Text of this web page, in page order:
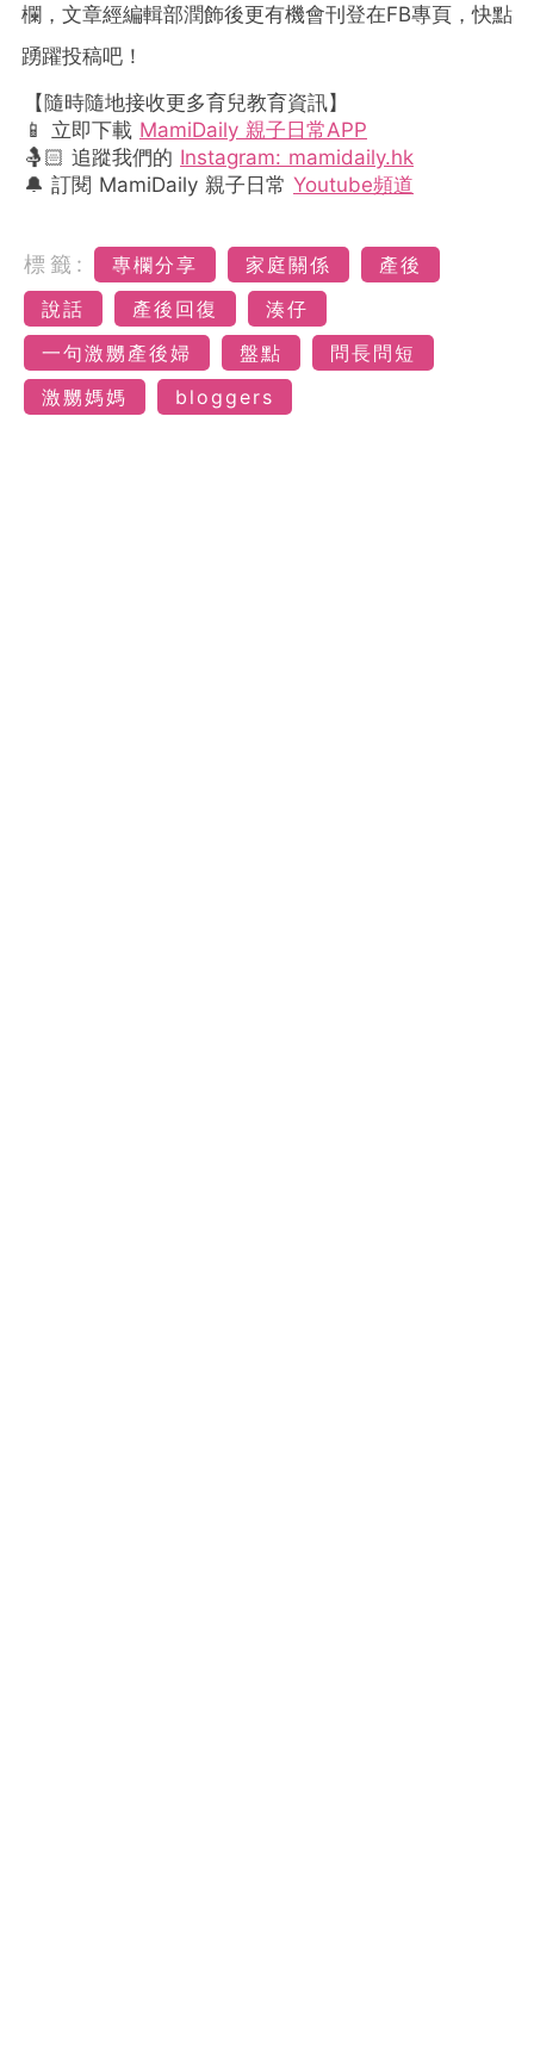
欄，文章經編輯部潤飾後更有機會刊登在FB專頁，快點
踴躍投稿吧！
【隨時隨地接收更多育兒教育資訊】
📱 立即下載 MamiDaily 親子日常APP
🤱🏻 追蹤我們的 Instagram: mamidaily.hk
🔔 訂閱 MamiDaily 親子日常 Youtube頻道
標籤: 專欄分享 家庭關係
產後
說話
產後回復
湊仔
一句激嬲產後婦
盤點
問長問短
激嬲媽媽
bloggers